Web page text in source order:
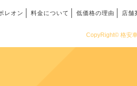
レオン 料金について 低価格の理由 店舗
CopyRight© 格安